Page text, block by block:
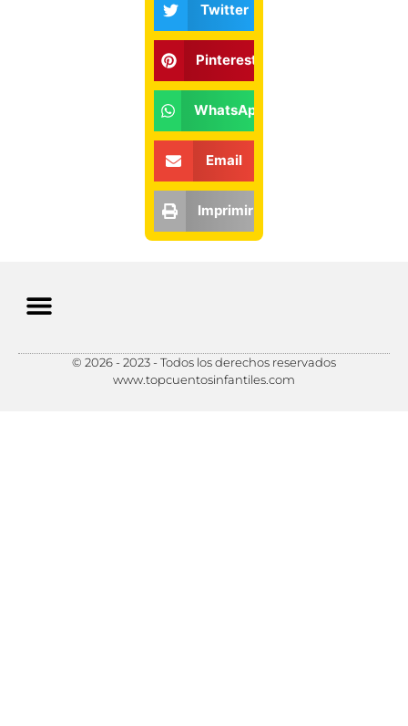
Twitter
Pinterest
WhatsApp
Email
Imprimir
© 2026 - 2023 - Todos los derechos reservados
www.topcuentosinfantiles.com